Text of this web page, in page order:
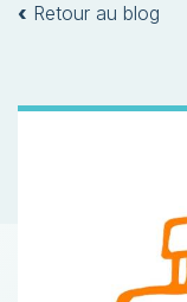
‹ Retour au blog